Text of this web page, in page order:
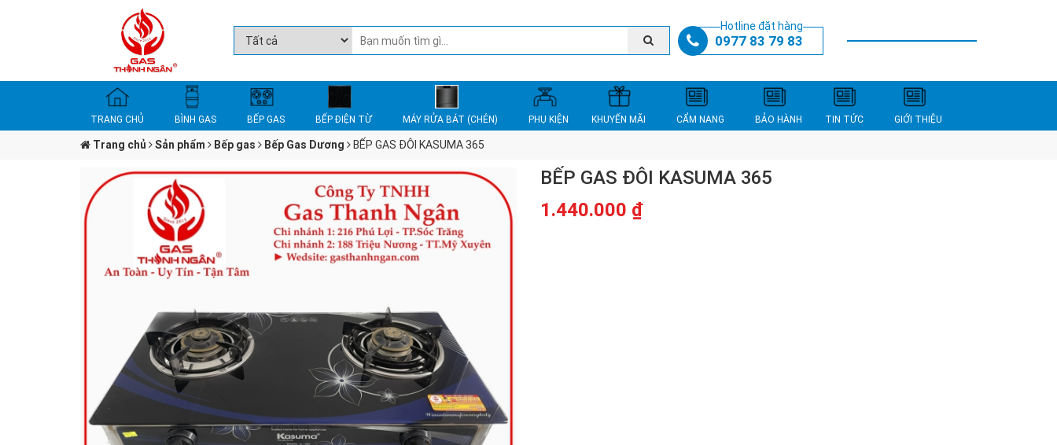
Hotline đặt hàng
0977 83 79 83
TRANG CHỦ BÌNH GAS BẾP GAS BẾP ĐIỆN TỪ MÁY RỬA BÁT (CHÉN) PHỤ KIỆN KHUYẾN MÃI CẨM NANG BẢO HÀNH TIN TỨC GIỚI THIỆU
Trang chủ Sản phẩm Bếp gas Bếp Gas Dương BẾP GAS ĐÔI KASUMA 365
BẾP GAS ĐÔI KASUMA 365
1.440.000 ₫